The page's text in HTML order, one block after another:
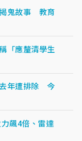
鬼故事 教育
「應釐清學生
年遭排除 今
飆4倍、雷達